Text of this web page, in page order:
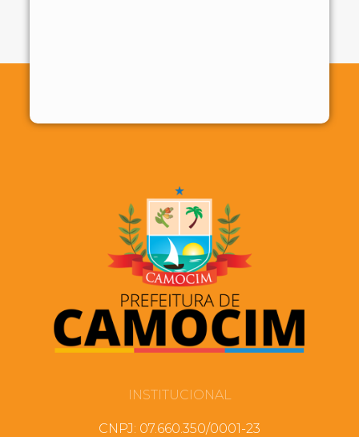
INSTITUCIONAL
CNPJ: 07.660.350/0001-23